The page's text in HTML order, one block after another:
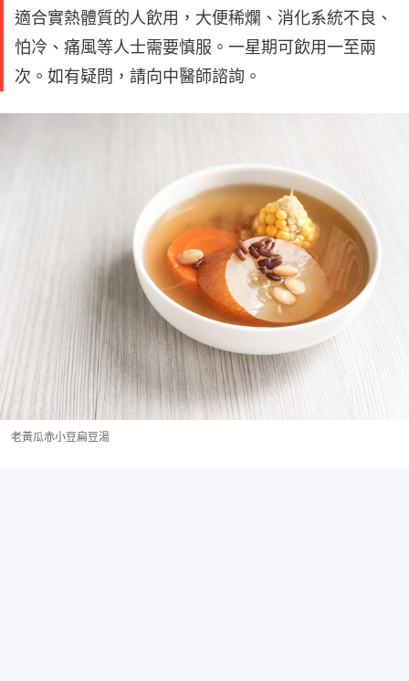
適合實熱體質的人飲用，大便稀爛、消化系統不良、
怕冷、痛風等人士需要慎服。一星期可飲用一至兩
次。如有疑問，請向中醫師諮詢。
老黃瓜赤小豆扁豆湯